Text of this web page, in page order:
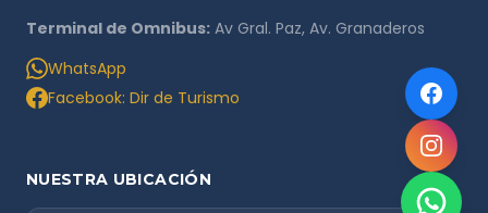
Terminal de Omnibus: Av Gral. Paz, Av. Granaderos
WhatsApp
Facebook: Dir de Turismo
NUESTRA UBICACIÓN